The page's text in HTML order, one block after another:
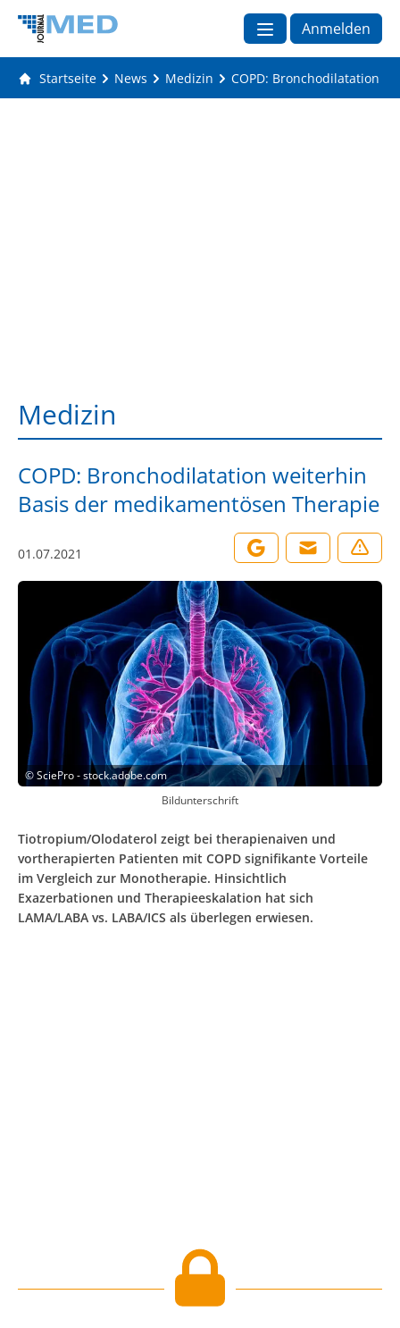
Anmelden
Startseite News Medizin COPD: Bronchodilatation
Medizin
COPD: Bronchodilatation weiterhin
Basis der medikamentösen Therapie
01.07.2021
©SciePro - stock.adobe.com
Bildunterschrift
Tiotropium/Olodaterol zeigt bei therapienaiven und
vortherapierten Patienten mit COPD signifikante Vorteile
im Vergleich zur Monotherapie. Hinsichtlich
Exazerbationen und Therapieeskalation hat sich
LAMA/LABA vs. LABA/ICS als überlegen erwiesen.